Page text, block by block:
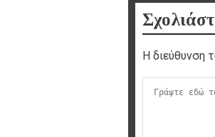
Η διεύθυνση